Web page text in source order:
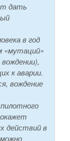
дать
в год
«мутаций»
к аварии.
вождение
действий в